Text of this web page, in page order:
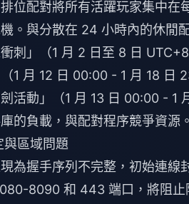
排位配對將所有活躍玩家集中
。與分散在 24 小時內的休閒
刺」（1 月 2 日至 8 日
（1 月 12 日 00:00 - 1 月 18
活動」（1 月 13 日 00:00 - 1
的負載，與配對程序競爭資源。
與區域問題
為握手序列不完整，初始連
8090 和 443 端口，將阻止